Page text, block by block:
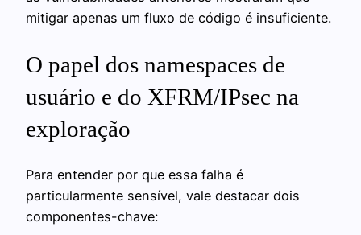
mitigar apenas um fluxo de código é insuficiente.
O papel dos namespaces de
usuário e do XFRM/IPsec na
exploração
Para entender por que essa falha é
particularmente sensível, vale destacar dois
componentes-chave: